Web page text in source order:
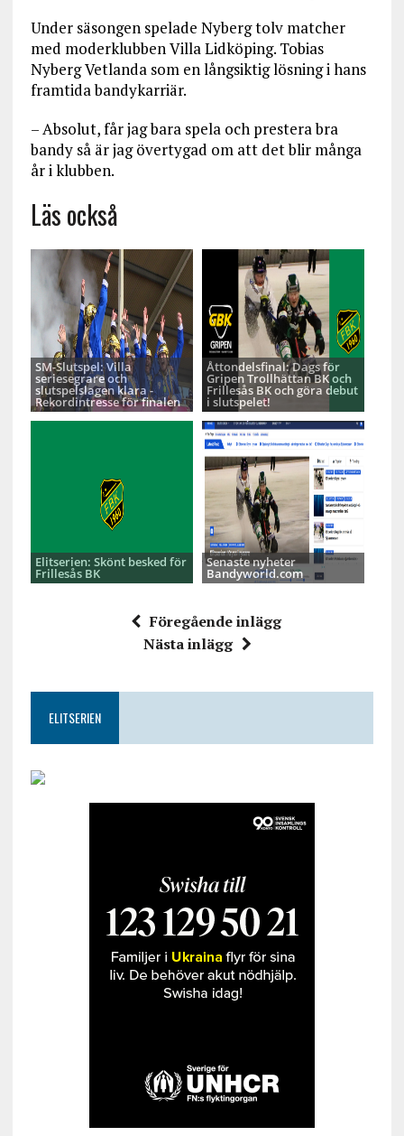
Under säsongen spelade Nyberg tolv matcher
med moderklubben Villa Lidköping. Tobias
Nyberg Vetlanda som en långsiktig lösning i hans
framtida bandykarriär.
– Absolut, får jag bara spela och prestera bra
bandy så är jag övertygad om att det blir många
år i klubben.
Läs också
SM-Slutspel: Villa
seriesegrare och
slutspelslagen klara -
Rekordintresse för finalen
Åttondelsfinal: Dags för
Gripen Trollhättan BK och
Frillesås BK och göra debut
i slutspelet!
Elitserien: Skönt besked för
Frillesås BK
Senaste nyheter
Bandyworld.com
Föregående inlägg
Nästa inlägg
ELITSERIEN